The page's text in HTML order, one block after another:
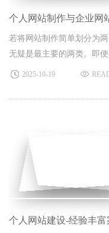
个人网站制作与企业网
若将网站制作简单划分为
无疑是最主要的两类。即
网站的需求，但这类个人
2025-10-19
个人网站建设-经验丰富